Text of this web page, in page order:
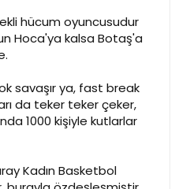
hücum oyuncusudur
Hoca'ya kalsa Botaş'a
savaşır ya, fast break
da teker teker çeker,
1000 kişiyle kutlarlar
Kadın Basketbol